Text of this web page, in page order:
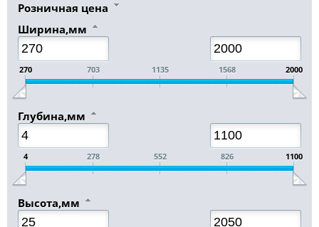
Розничная цена
Ширина,мм
270 703 1135 1568 2000
Глубина,мм
4 278 552 826 1100
Высота,мм